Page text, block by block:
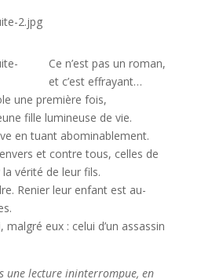
Ce n’est pas un roman,
et c’est effrayant…
une première fois,
fille lumineuse de vie.
en tuant abominablement.
et contre tous, celles de
vérité de leur fils.
Renier leur enfant est au-
eux : celui d’un assassin
une lecture ininterrompue, en